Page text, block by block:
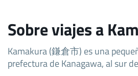
Sobre viajes a
Kamakura (鎌倉市) es una
prefectura de Kanagawa, al sur